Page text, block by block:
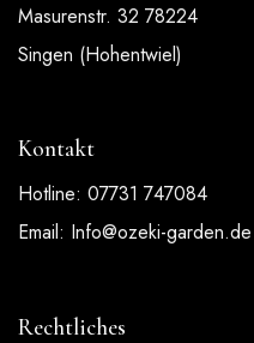
Masurenstr. 32 78224
Singen (Hohentwiel)
Kontakt
Hotline: 07731 747084
Email: Info@ozeki-garden.de
Rechtliches